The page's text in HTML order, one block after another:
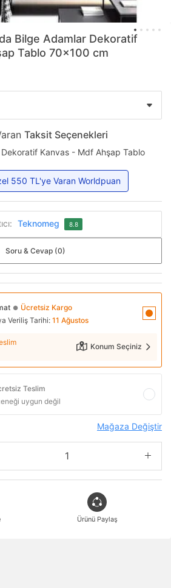
Bilge Adamlar Dekoratif
Tablo 70x100 cm
Taksit Seçenekleri
Kanvas - Mdf Ahşap Tablo
550 TL'ye Varan Worldpuan
Teknomeg 8.8
Soru & Cevap (0)
● Ücretsiz Kargo
Veriliş Tarihi:11 Ağustos
Konum Seçiniz
Teslim
uygun değil
Mağaza Değiştir
Ürünü Paylaş